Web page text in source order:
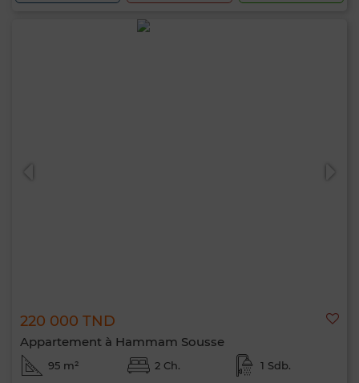
220 000 TND
Appartement à Hammam Sousse
95 m² 2 Ch. 1 Sdb.